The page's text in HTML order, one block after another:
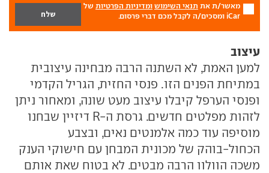
מאשר/ת את תנאי השימוש ומדיניות הפרטיות של
iCar ומסכים/ה לקבל מכם דברי פרסום.
עיצוב
למען האמת, לא השתנה הרבה מבחינה עיצובית
במתיחת הפנים הזו. פנסי החזית, הגריל הקדמי
ופנסי הערפל קיבלו עיצוב מעט שונה, ומאחור ניתן
לזהות מפלטים חדשים. גרסת ה-R דיזיין שבחנו
מוסיפה עוד כמה אלמנטים נאים, ובצבע
הכחול-בוהק של מכונית המבחן עם חישוקי הענק
משכה הוולוו הרבה מבטים. לא בטוח שאת אותם